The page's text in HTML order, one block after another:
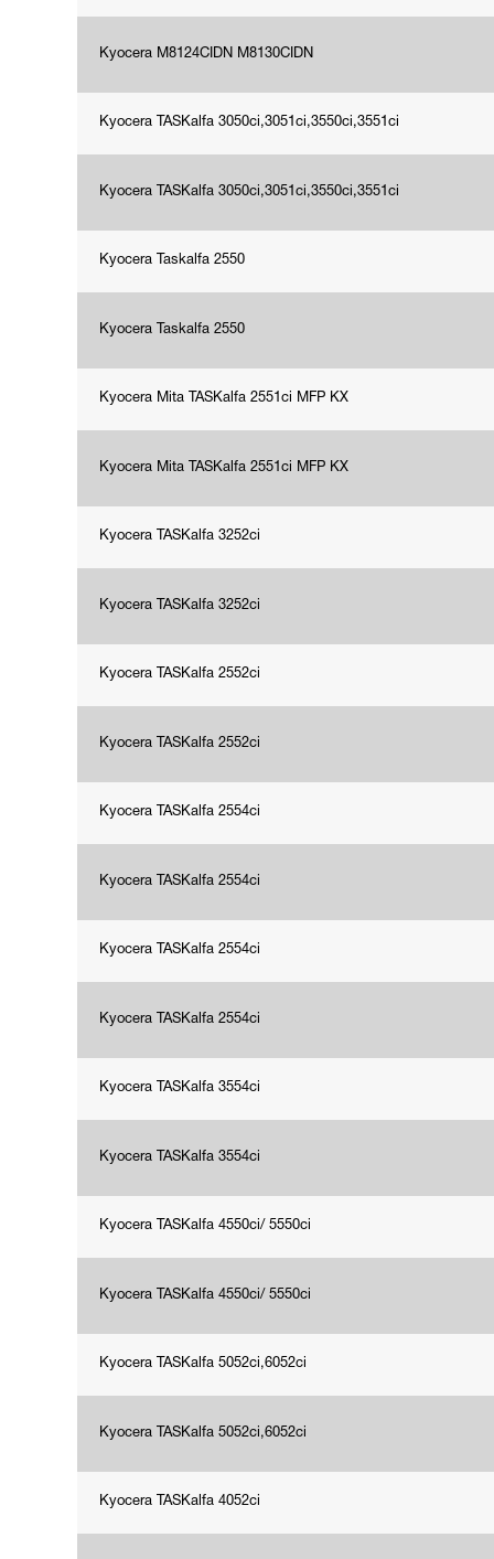
Kyocera M8124CIDN M8130CIDN
Kyocera TASKalfa 3050ci,3051ci,3550ci,3551ci
Kyocera TASKalfa 3050ci,3051ci,3550ci,3551ci
Kyocera Taskalfa 2550
Kyocera Taskalfa 2550
Kyocera Mita TASKalfa 2551ci MFP KX
Kyocera Mita TASKalfa 2551ci MFP KX
Kyocera TASKalfa 3252ci
Kyocera TASKalfa 3252ci
Kyocera TASKalfa 2552ci
Kyocera TASKalfa 2552ci
Kyocera TASKalfa 2554ci
Kyocera TASKalfa 2554ci
Kyocera TASKalfa 2554ci
Kyocera TASKalfa 2554ci
Kyocera TASKalfa 3554ci
Kyocera TASKalfa 3554ci
Kyocera TASKalfa 4550ci/ 5550ci
Kyocera TASKalfa 4550ci/ 5550ci
Kyocera TASKalfa 5052ci,6052ci
Kyocera TASKalfa 5052ci,6052ci
Kyocera TASKalfa 4052ci